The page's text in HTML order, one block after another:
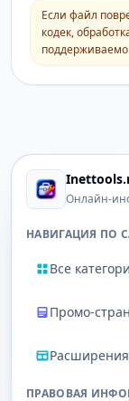
Если файл
кодек,
Онлайн-
НАВИГАЦИЯ ПО
Все
Промо-
Расширения
ПРАВОВАЯ